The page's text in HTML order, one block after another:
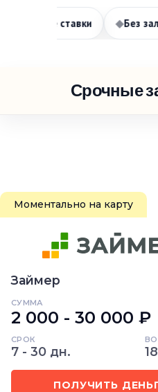
◆Без залога и
Срочные
Моментально на карту
Займер
СУММА
2 000 - 30 000 ₽
СРОК
7 - 30 дн.
ПОЛУЧИТЬ